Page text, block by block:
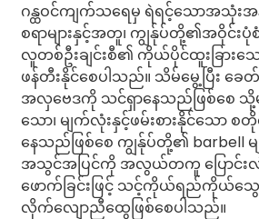
ဂန္ထဝင်ကျက်သရေမှ ရဲရင့်သောအသုံး
စရာများနှင့်အတူ၊ ကျွန်ုပ်တို့၏အဝိုင်းပုံ
လူတစ်ဦးချင်းစီ၏ ကိုယ်ပိုင်ထူးခြား
ဖန်တီးနိုင်စေပါသည်။ သိမ်မွေ့ပြီး ခေတ်
အလှဗေဒကို သင်ရှာနေသည်ဖြစ်စေ
သော၊ မျက်လုံးနှင့်ဖမ်းစားနိုင်သော
နေသည်ဖြစ်စေ ကျွန်ုပ်တို့၏ barbell
အသွင်အပြင်ကို အလွယ်တကူ ပြောင်းလဲ
ဖောက်ခြင်းဖြင့် သင့်ကိုယ်ရည်ကိုယ်သွေ
လိုက်လျောညီထွေဖြစ်စေပါသည်။